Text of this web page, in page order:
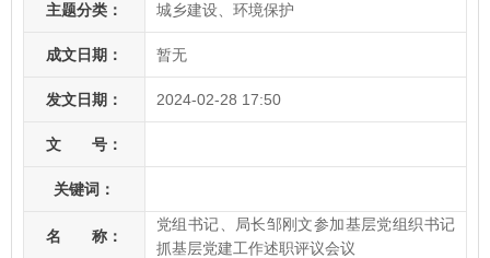
主题分类： 城乡建设、环境保护
成文日期： 暂无
发文日期： 2024-02-28 17:50
文 号：
关键词：
名 称：
党组书记、局长邹刚文参加基层党组织书记
抓基层党建工作述职评议会议